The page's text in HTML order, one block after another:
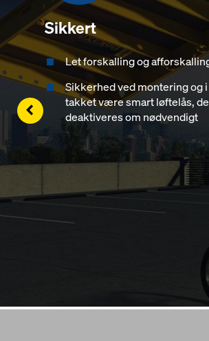
Sikkert
Let forskalling og
Sikkerhed ved montering og
takket være smart løftelås,
deaktiveres om nødvendigt
Left